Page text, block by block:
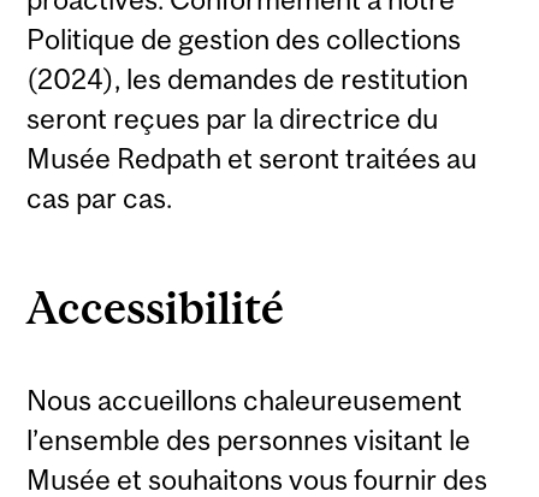
Politique de gestion des collections
(2024), les demandes de restitution
seront reçues par la directrice du
Musée Redpath et seront traitées au
cas par cas.
Accessibilité
Nous accueillons chaleureusement
l’ensemble des personnes visitant le
Musée et souhaitons vous fournir des